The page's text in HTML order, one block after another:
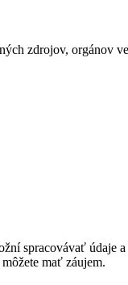
zdrojov, orgánov
spracovávať údaje
mať záujem.